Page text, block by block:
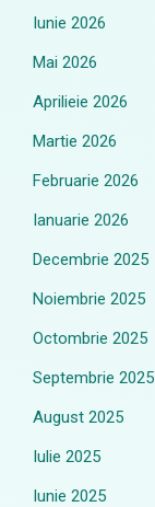
Iunie 2026
Mai 2026
Aprilieie 2026
Martie 2026
Februarie 2026
Ianuarie 2026
Decembrie 2025
Noiembrie 2025
Octombrie 2025
Septembrie 2025
August 2025
Iulie 2025
Iunie 2025